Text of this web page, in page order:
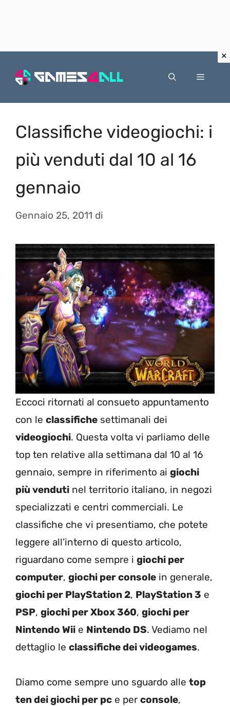
Menu
Classifiche videogiochi: i
più venduti dal 10 al 16
gennaio
Gennaio 25, 2011 di
Eccoci ritornati al consueto appuntamento
con le classifiche settimanali dei
videogiochi. Questa volta vi parliamo delle
top ten relative alla settimana dal 10 al 16
gennaio, sempre in riferimento ai giochi
più venduti nel territorio italiano, in negozi
specializzati e centri commerciali. Le
classifiche che vi presentiamo, che potete
leggere all’interno di questo articolo,
riguardano come sempre i giochi per
computer, giochi per console in generale,
giochi per PlayStation 2, PlayStation 3 e
PSP, giochi per Xbox 360, giochi per
Nintendo Wii e Nintendo DS. Vediamo nel
dettaglio le classifiche dei videogames.
Diamo come sempre uno sguardo alle top
ten dei giochi per pc e per console,